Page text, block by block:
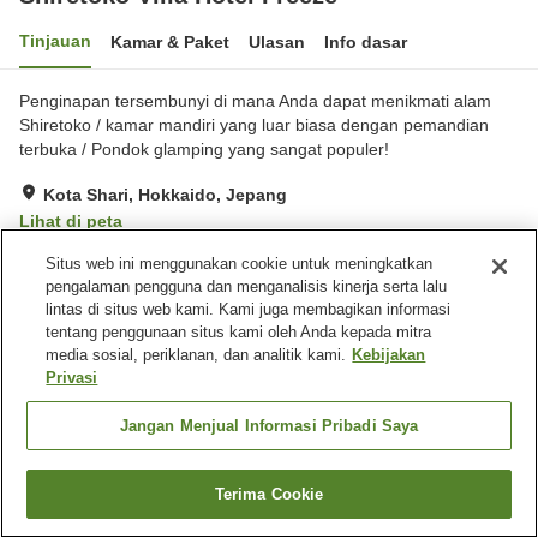
Tinjauan Kamar & Paket Ulasan Info dasar
Penginapan tersembunyi di mana Anda dapat menikmati alam
Shiretoko / kamar mandiri yang luar biasa dengan pemandian
terbuka / Pondok glamping yang sangat populer!
Kota Shari, Hokkaido, Jepang
Lihat di peta
Luar biasa Ulasan:51
Fasilitas properti
Tempat parkir
Pemandian udara terbuka
Beranda Jepang Hokkaido
Kota Shari
Shiretoko Villa Hotel Freeze
Cari kamar
Situs web ini menggunakan cookie untuk meningkatkan
pengalaman pengguna dan menganalisis kinerja serta lalu
lintas di situs web kami. Kami juga membagikan informasi
tentang penggunaan situs kami oleh Anda kepada mitra
media sosial, periklanan, dan analitik kami. Kebijakan
Privasi
Jangan Menjual Informasi Pribadi Saya
Terima Cookie